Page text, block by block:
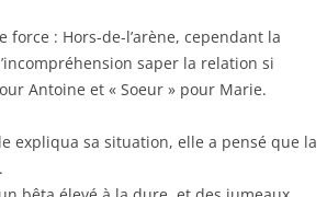
: Hors-de-l’arène, cependant la
saper la relation si
Antoine et « Soeur » pour Marie.
expliqua sa situation, elle a pensé que la